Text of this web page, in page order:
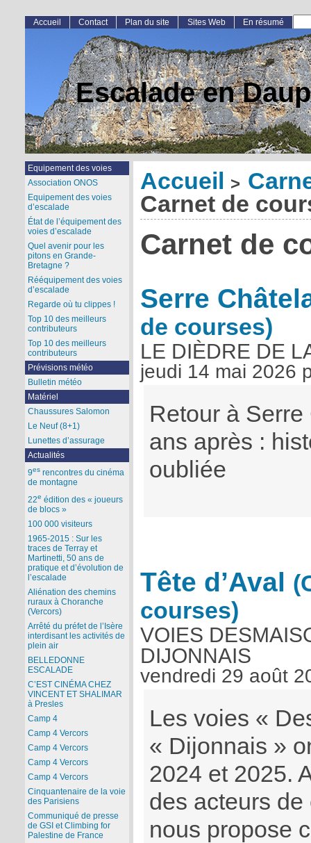
Escalade en
Accueil >
Carnet de
Carnet de
Serre
de courses)
LE DIÈDRE DE
jeudi 14 mai 2026
Retour à
ans après :
oubliée
Tête d’Aval
courses)
VOIES
DIJONNAIS
vendredi 29 août
Les voies «
« Dijonnais »
2024 et 2025.
des acteurs
nous propose
Accueil Contact Plan du site Sites Web En résumé
Equipement des voies
Association ONOS
Equipement des voies
d’escalade
État de l’équipement des
voies d’escalade
Quel avenir pour les
pitons en Grande-
Bretagne ?
Rééquipement des voies
d’escalade
Regarde où tu clippes !
Top 10 des meilleurs
contributeurs
Top 10 des meilleurs
contributeurs
Prévisions météo
Bulletin météo
Matériel
Chaussures Salomon
Le Neuf (8+1)
Lunettes d’assurage
Actualités
9esrencontres du cinéma
de montagne
22e édition des « joueurs
de blocs »
100 000 visiteurs
1965-2015 : Sur les
traces de Terray et
Martinetti, 50 ans de
pratique et d’évolution de
l’escalade
Aliénation des chemins
ruraux à Choranche
(Vercors)
Arrêté du préfet de l’Isère
interdisant les activités de
plein air
BELLEDONNE
ESCALADE
C’EST CINÉMA CHEZ
VINCENT ET SHALIMAR
à Presles
Camp 4
Camp 4 Vercors
Camp 4 Vercors
Camp 4 Vercors
Camp 4 Vercors
Cinquantenaire de la voie
des Parisiens
Communiqué de presse
de GSI et Climbing for
Palestine de France